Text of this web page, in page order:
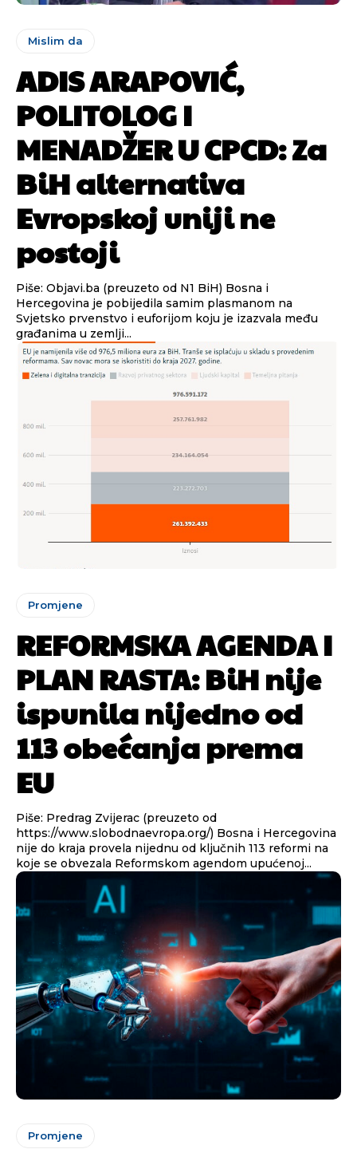
Mislim da
ADIS ARAPOVIĆ,
POLITOLOG I
MENADŽER U CPCD: Za
BiH alternativa
Evropskoj uniji ne
postoji
Piše: Objavi.ba (preuzeto od N1 BiH) Bosna i
Hercegovina je pobijedila samim plasmanom na
Svjetsko prvenstvo i euforijom koju je izazvala među
građanima u zemlji...
Promjene
REFORMSKA AGENDA I
PLAN RASTA: BiH nije
ispunila nijedno od
113 obećanja prema
EU
Piše: Predrag Zvijerac (preuzeto od
https://www.slobodnaevropa.org/) Bosna i Hercegovina
nije do kraja provela nijednu od ključnih 113 reformi na
koje se obvezala Reformskom agendom upućenoj...
Promjene